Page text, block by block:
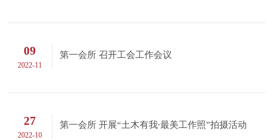
09
2022-11
第一会所 召开工会工作会议
27
2022-10
第一会所 开展“土木有我∙最美工作照”拍摄活动